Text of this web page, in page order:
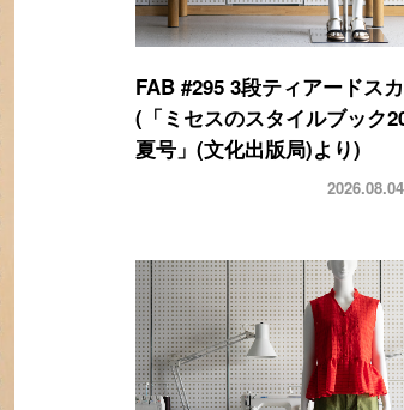
FAB #295 3段ティアードス
(「ミセスのスタイルブック
夏号」(文化出版局)より)
2026.08.04